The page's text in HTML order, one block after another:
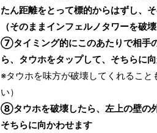
たん距離をとって標的からはずし、
（そのままインフェルノタワーを破
⑦タイミング的にこのあたりで相手
ら、タウホをタップして、そちらに
※タウホを味方が破壊してくれるこ
い）
⑧タウホを破壊したら、左上の壁の
そちらに向かわせます